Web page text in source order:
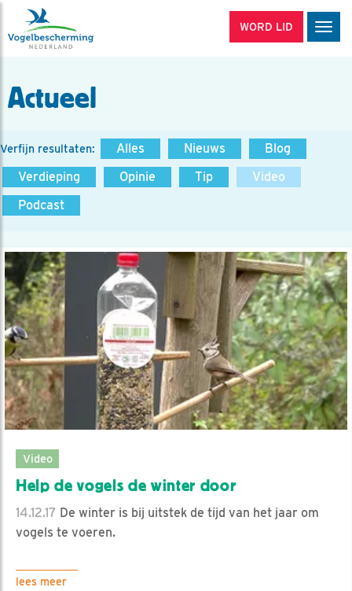
WORD LID
Actueel
Verfijn resultaten: Alles Nieuws
Blog
Verdieping
Opinie Tip
Video
Podcast
Video
Help de vogels de winter door
14.12.17 De winter is bij uitstek de tijd van het jaar om
vogels te voeren.
lees meer